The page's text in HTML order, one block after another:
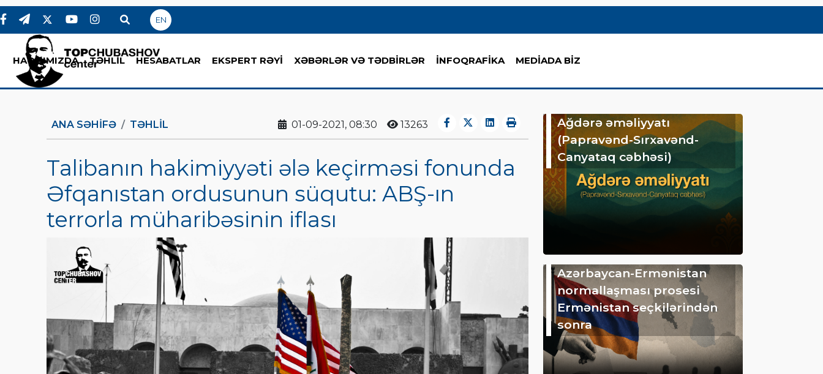
EN
HAQQIMIZDA TƏHLİL HESABATLAR EKSPERT RƏYİ XƏBƏRLƏR VƏ TƏDBİRLƏR İNFOQRAFİKA MEDİADA BİZ
ANA SƏHIFƏ TƏHLİL 01-09-2021, 08:30 13263
Talibanın hakimiyyəti ələ keçirməsi fonunda
Əfqanıstan ordusunun süqutu: ABŞ-ın
terrorla müharibəsinin iflası
Ağdərə əməliyyatı
(Papravənd-Sırxavənd-
Canyataq cəbhəsi)
Azərbaycan-Ermənistan
normallaşması prosesi
Ermənistan seçkilərindən
sonra